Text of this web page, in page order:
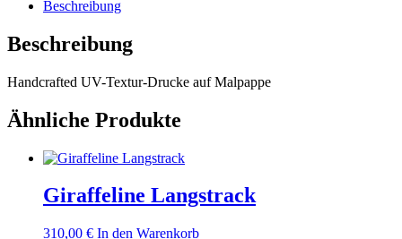
Beschreibung
Beschreibung
Handcrafted UV-Textur-Drucke auf Malpappe
Ähnliche Produkte
Giraffeline Langstrack
310,00 € In den Warenkorb